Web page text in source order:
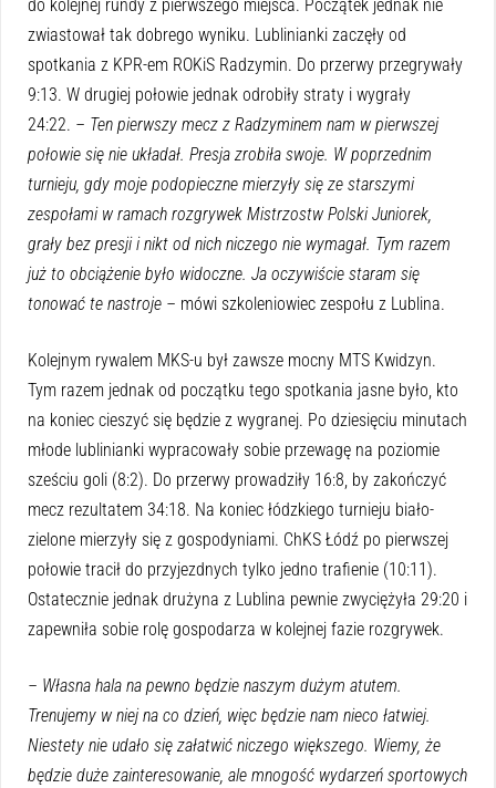
do kolejnej rundy z pierwszego miejsca. Początek jednak nie
zwiastował tak dobrego wyniku. Lublinianki zaczęły od
spotkania z KPR-em ROKiS Radzymin. Do przerwy przegrywały
9:13. W drugiej połowie jednak odrobiły straty i wygrały
24:22. – Ten pierwszy mecz z Radzyminem nam w pierwszej
połowie się nie układał. Presja zrobiła swoje. W poprzednim
turnieju, gdy moje podopieczne mierzyły się ze starszymi
zespołami w ramach rozgrywek Mistrzostw Polski Juniorek,
grały bez presji i nikt od nich niczego nie wymagał. Tym razem
już to obciążenie było widoczne. Ja oczywiście staram się
tonować te nastroje – mówi szkoleniowiec zespołu z Lublina.
Kolejnym rywalem MKS-u był zawsze mocny MTS Kwidzyn.
Tym razem jednak od początku tego spotkania jasne było, kto
na koniec cieszyć się będzie z wygranej. Po dziesięciu minutach
młode lublinianki wypracowały sobie przewagę na poziomie
sześciu goli (8:2). Do przerwy prowadziły 16:8, by zakończyć
mecz rezultatem 34:18. Na koniec łódzkiego turnieju biało-
zielone mierzyły się z gospodyniami. ChKS Łódź po pierwszej
połowie tracił do przyjezdnych tylko jedno trafienie (10:11).
Ostatecznie jednak drużyna z Lublina pewnie zwyciężyła 29:20 i
zapewniła sobie rolę gospodarza w kolejnej fazie rozgrywek.
– Własna hala na pewno będzie naszym dużym atutem.
Trenujemy w niej na co dzień, więc będzie nam nieco łatwiej.
Niestety nie udało się załatwić niczego większego. Wiemy, że
będzie duże zainteresowanie, ale mnogość wydarzeń sportowych